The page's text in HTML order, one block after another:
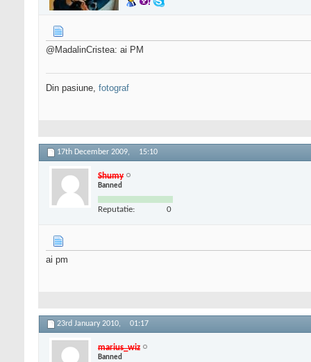
@MadalinCristea: ai PM
Din pasiune, fotograf
17th December 2009, 15:10
Shumy
Banned
Reputatie: 0
ai pm
23rd January 2010, 01:17
marius_wiz
Banned